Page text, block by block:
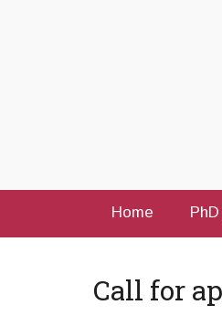
Home
Call for